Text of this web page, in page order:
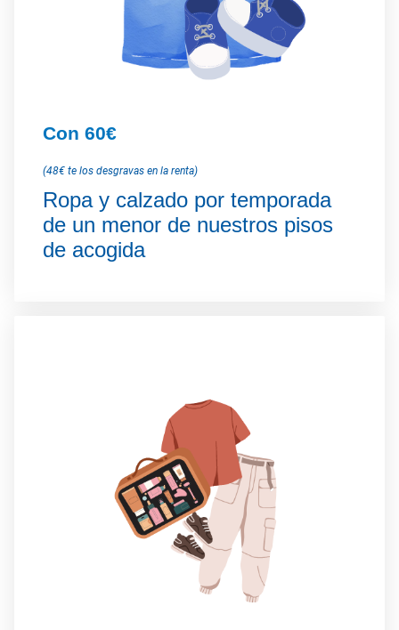
Con 60€
(48€ te los desgravas en la renta)
Ropa y calzado por temporada
de un menor de nuestros pisos
de acogida